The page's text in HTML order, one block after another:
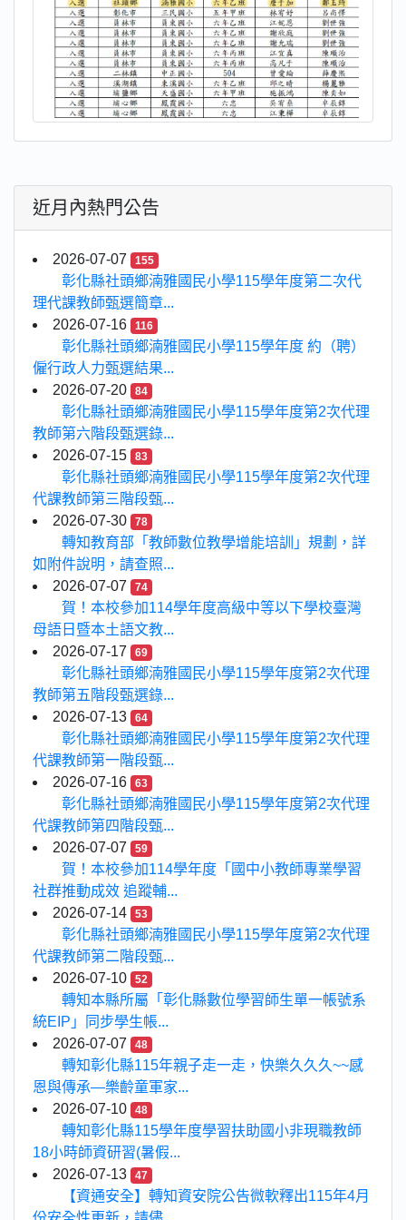
近月內熱門公告
2026-07-07 155
彰化縣社頭鄉湳雅國民小學115學年度第二次代
理代課教師甄選簡章...
2026-07-16
116
彰化縣社頭鄉湳雅國民小學115學年度 約（聘）
僱行政人力甄選結果...
2026-07-20
84
彰化縣社頭鄉湳雅國民小學115學年度第2次代理
教師第六階段甄選錄...
2026-07-15
83
彰化縣社頭鄉湳雅國民小學115學年度第2次代理
代課教師第三階段甄...
2026-07-30
78
轉知教育部「教師數位教學增能培訓」規劃，詳
如附件說明，請查照...
2026-07-07
74
賀！本校參加114學年度高級中等以下學校臺灣
母語日暨本土語文教...
2026-07-17
69
彰化縣社頭鄉湳雅國民小學115學年度第2次代理
教師第五階段甄選錄...
2026-07-13
64
彰化縣社頭鄉湳雅國民小學115學年度第2次代理
代課教師第一階段甄...
2026-07-16
63
彰化縣社頭鄉湳雅國民小學115學年度第2次代理
代課教師第四階段甄...
2026-07-07
59
賀！本校參加114學年度「國中小教師專業學習
社群推動成效 追蹤輔...
2026-07-14
53
彰化縣社頭鄉湳雅國民小學115學年度第2次代理
代課教師第二階段甄...
2026-07-10
52
轉知本縣所屬「彰化縣數位學習師生單一帳號系
統EIP」同步學生帳...
2026-07-07
48
轉知彰化縣115年親子走一走，快樂久久久~~感
恩與傳承—樂齡童軍家...
2026-07-10
48
轉知彰化縣115學年度學習扶助國小非現職教師
18小時師資研習(暑假...
2026-07-13
47
【資通安全】轉知資安院公告微軟釋出115年4月